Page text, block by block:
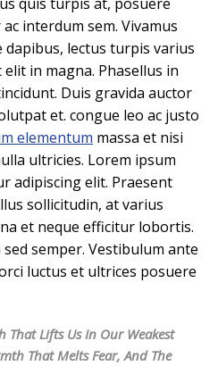
interdum sem. Vivamus
lectus turpis varius
in magna. Phasellus in
Duis gravida auctor
et. congue leo ac justo
elementum massa et nisi
ultricies. Lorem ipsum
adipiscing elit. Praesent
sollicitudin, at varius
et neque efficitur lobortis.
semper. Vestibulum ante
luctus et ultrices posuere
That Lifts Us In Our Weakest
That Melts Fear, And The